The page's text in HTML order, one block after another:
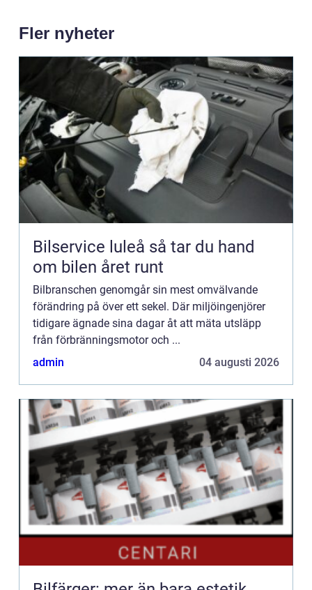
Fler nyheter
Bilservice luleå så tar du hand
om bilen året runt
Bilbranschen genomgår sin mest omvälvande
förändring på över ett sekel. Där miljöingenjörer
tidigare ägnade sina dagar åt att mäta utsläpp
från förbränningsmotor och ...
admin
04 augusti 2026